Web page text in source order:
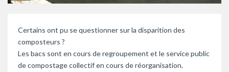
Certains ont pu se questionner sur la disparition des
composteurs ?
Les bacs sont en cours de regroupement et le service public
de compostage collectif en cours de réorganisation.